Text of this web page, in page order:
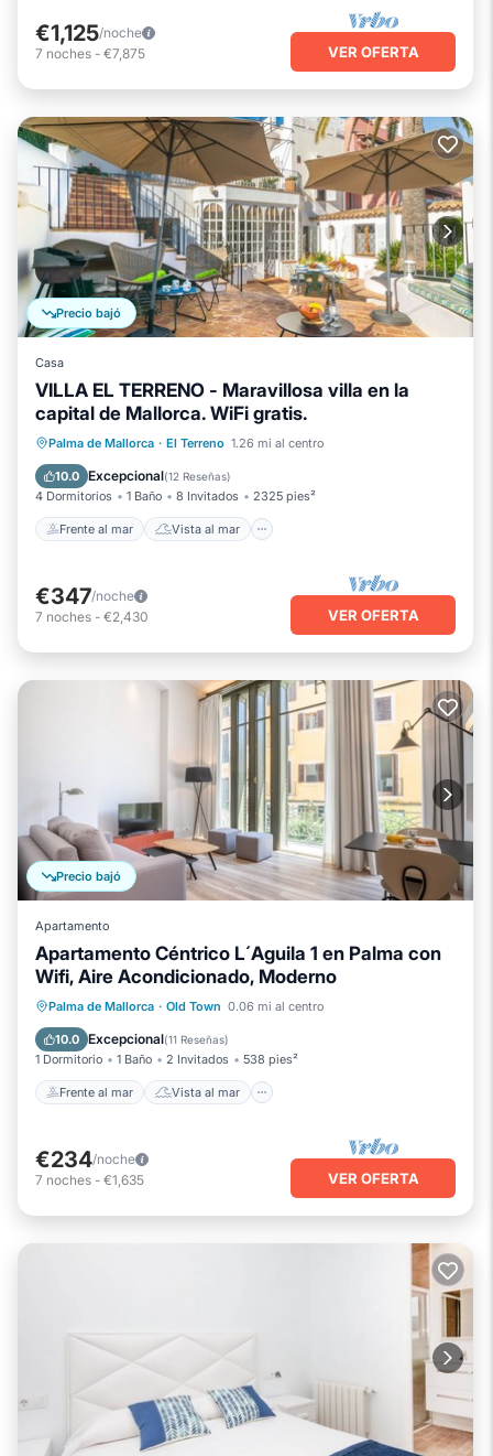
€1,125/noche
7 noches - €7,875 VER OFERTA
Precio bajó
Casa
VILLA EL TERRENO - Maravillosa villa en la
capital de Mallorca. WiFi gratis.
Palma de Mallorca · El Terreno 1.26 mi al centro
10.0 Excepcional(12 Reseñas)
4 Dormitorios 1 Baño 8 Invitados 2325 pies²
Frente al mar Vista al mar
Frente al mar
Vista al mar
Balcón/Terraza
€347/noche
7 noches - €2,430 VER OFERTA
Precio bajó
Apartamento
Apartamento Céntrico L´Aguila 1 en Palma con
Wifi, Aire Acondicionado, Moderno
Palma de Mallorca · Old Town 0.06 mi al centro
10.0 Excepcional(11 Reseñas)
1 Dormitorio 1 Baño 2 Invitados 538 pies²
Frente al mar Vista al mar
Frente al mar
Vista al mar
Balcón/Terraza
€234/noche
7 noches - €1,635 VER OFERTA